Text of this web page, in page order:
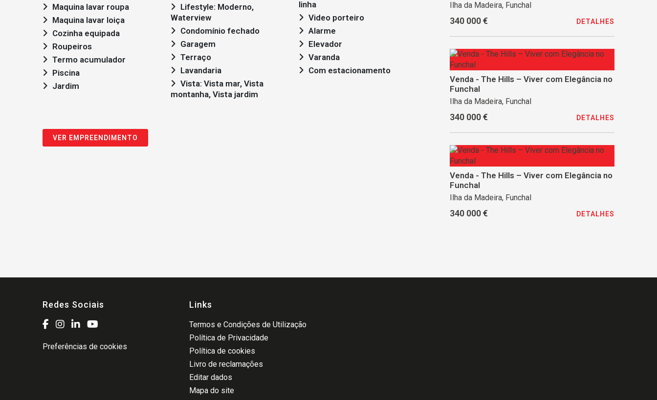
Maquina lavar roupa
Maquina lavar loiça
Cozinha equipada
Roupeiros
Termo acumulador
Piscina
Jardim
Waterview
Condomínio fechado
Garagem
Terraço
Lavandaria
montanha, Vista jardim
linha
Video porteiro
Alarme
Elevador
Varanda
Com estacionamento
VER EMPREENDIMENTO
Ilha da Madeira, Funchal
340 000 € DETALHES
Venda - The Hills – Viver com Elegância no
Funchal
Ilha da Madeira, Funchal
340 000 € DETALHES
Venda - The Hills – Viver com Elegância no
Funchal
Ilha da Madeira, Funchal
340 000 € DETALHES
Redes Sociais
Preferências de cookies
Links
Termos e Condições de Utilização
Política de Privacidade
Política de cookies
Livro de reclamações
Editar dados
Mapa do site